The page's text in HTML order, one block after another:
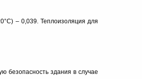
– 0,039. Теплоизоляция для
безопасность здания в случае